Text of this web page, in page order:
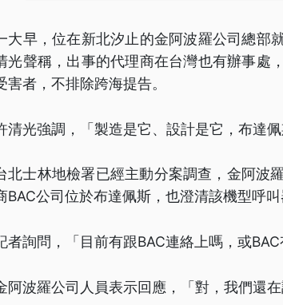
大早，位在新北汐止的金阿波羅公司總部
光聲稱，出事的代理商在台灣也有辦事處
害者，不排除跨海提告。
清光強調，「製造是它、設計是它，布達
北士林地檢署已經主動分案調查，金阿波
BAC公司位於布達佩斯，也澄清該機型呼
者詢問，「目前有跟BAC連絡上嗎，或
阿波羅公司人員表示回應，「對，我們還在